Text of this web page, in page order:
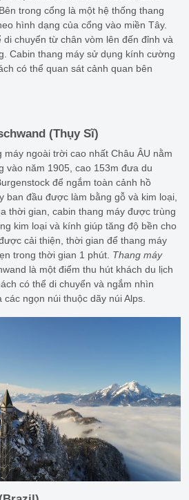
trong cổng là một hệ thống thang
hình dạng của cổng vào miền Tây.
chuyển từ chân vòm lên đến đỉnh và
Cabin thang máy sử dụng kính cường
có thể quan sát cảnh quan bên
(Thụy Sĩ)
máy ngoài trời cao nhất Châu ÂU nằm
vào năm 1905, cao 153m đưa du
để ngắm toàn cảnh hồ
ban đầu được làm bằng gỗ và kim loại,
thời gian, cabin thang máy được trùng
kim loại và kính giúp tăng độ bền cho
cải thiện, thời gian để thang máy
trong thời gian 1 phút. Thang máy
là một điểm thu hút khách du lịch
có thể di chuyển và ngắm nhìn
ngọn núi thuộc dãy núi Alps.